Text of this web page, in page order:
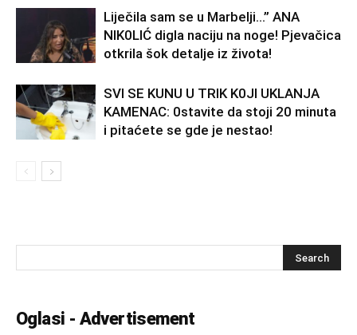
Liječila sam se u Marbelji…” ANA
NlK0LlĆ digla naciju na noge! Pjevačica
otkrila šok detalje iz života!
SVl SE KUNU U TRlK K0Jl UKLANJA
KAMENAC: 0stavite da stoji 20 minuta
i pitaćete se gde je nestao!
Oglasi - Advertisement